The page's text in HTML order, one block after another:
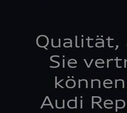
Qualität,
Sie
Audi